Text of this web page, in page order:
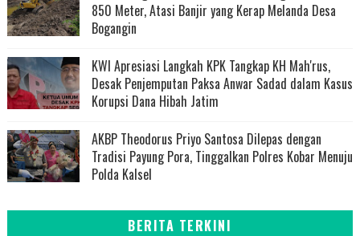
850 Meter, Atasi Banjir yang Kerap Melanda Desa
Bogangin
KWI Apresiasi Langkah KPK Tangkap KH Mah'rus,
Desak Penjemputan Paksa Anwar Sadad dalam Kasus
Korupsi Dana Hibah Jatim
AKBP Theodorus Priyo Santosa Dilepas dengan
Tradisi Payung Pora, Tinggalkan Polres Kobar Menuju
Polda Kalsel
BERITA TERKINI